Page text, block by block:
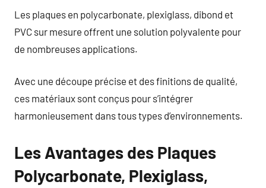
Les plaques en polycarbonate, plexiglass, dibond et
PVC sur mesure offrent une solution polyvalente pour
de nombreuses applications.
Avec une découpe précise et des finitions de qualité,
ces matériaux sont conçus pour s’intégrer
harmonieusement dans tous types d’environnements.
Les Avantages des Plaques
Polycarbonate, Plexiglass,